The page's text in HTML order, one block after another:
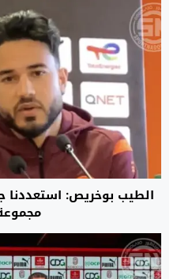
الطيب بوخريص: استعددنا